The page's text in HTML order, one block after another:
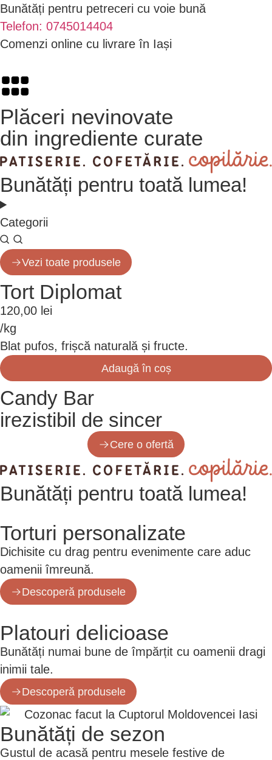
Bunătăți pentru petreceri cu voie bună
Telefon: 0745014404
Comenzi online cu livrare în Iași
Plăceri nevinovate
din ingrediente curate
Bunătăți pentru toată lumea!
Categorii
Vezi toate produsele
Tort Diplomat
120,00 lei
/kg
Blat pufos, frișcă naturală și fructe.
Adaugă în coș
Candy Bar
irezistibil de sincer
Cere o ofertă
Bunătăți pentru toată lumea!
Torturi personalizate
Dichisite cu drag pentru evenimente care aduc
oamenii îmreună.
Descoperă produsele
Platouri delicioase
Bunătăți numai bune de împărțit cu oamenii dragi
inimii tale.
Descoperă produsele
Bunătăți de sezon
Gustul de acasă pentru mesele festive de